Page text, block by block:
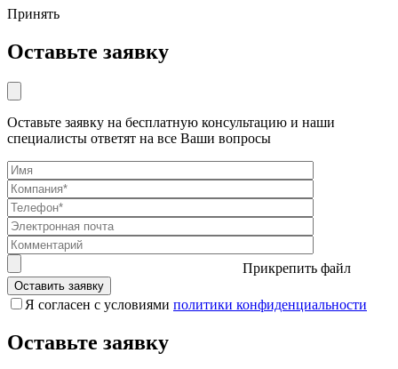
Принять
Оставьте заявку
Оставьте заявку на бесплатную консультацию и наши
специалисты ответят на все Ваши вопросы
Прикрепить файл
Я согласен с условиями политики конфиденциальности
Оставьте заявку